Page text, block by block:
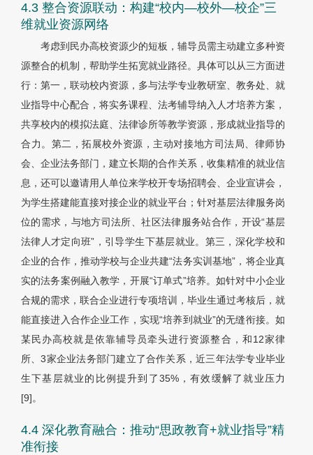
4.3 整合资源联动：构建“校内—校外—校企”三
维就业资源网络
考虑到民办高校资源少的短板，辅导员需主动建立多种资
源整合的机制，帮助学生拓宽就业路径。具体可以从三方面进
行：第一，联动校内资源，多与法学专业教研室、教务处、就
业指导中心配合，将实务课程、法考辅导纳入人才培养方案，
共享校内的模拟法庭、法律诊所等教学资源，形成就业指导的
合力。第二，拓展校外资源，主动对接地方司法局、律师协
会、企业法务部门，建立长期的合作关系，收集精准的就业信
息，还可以邀请用人单位来学校开专场招聘会、企业宣讲会，
为学生搭建能直接对接企业的就业平台；针对基层法律服务岗
位的需求，与地方司法所、社区法律服务站合作，开设“基层
法律人才定向班”，引导学生下基层就业。第三，深化学校和
企业的合作，推动学校与企业共建“法务实训基地”，将企业真
实的法务案例融入教学，开展“订单式”培养。如针对中小企业
合规的需求，联合企业进行专项培训，毕业生通过考核后，就
能直接进入合作企业工作，实现“培养到就业”的无缝衔接。如
某民办高校就是依靠辅导员牵头进行资源整合，和12家律
所、3家企业法务部门建立了合作关系，近三年法学专业毕业
生下基层就业的比例提升到了35%，有效缓解了就业压力
[9]。
4.4 深化教育融合：推动“思政教育+就业指导”精
准衔接